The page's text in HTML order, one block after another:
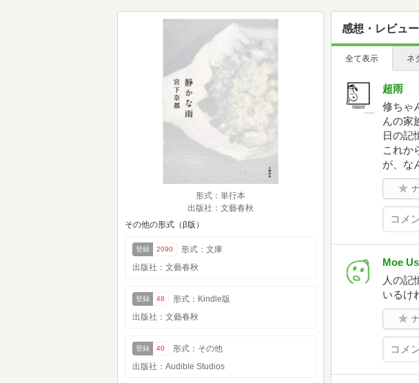
形式：単行本
出版社：文藝春秋
その他の形式（β版）
登録 2090
形式：文庫
出版社：文藝春秋
登録 48
形式：Kindle版
出版社：文藝春秋
登録 40
形式：その他
出版社：Audible Studios
感想・レビュー
全て表示 ネ
超雨
修ちゃ
んの家
日の記
これか
が、な
Moe
人の記
いるけ